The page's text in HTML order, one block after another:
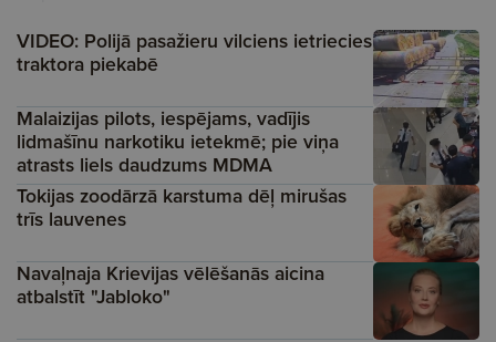
VIDEO: Polijā pasažieru vilciens ietriecies
traktora piekabē
Malaizijas pilots, iespējams, vadījis
lidmašīnu narkotiku ietekmē; pie viņa
atrasts liels daudzums MDMA
Tokijas zoodārzā karstuma dēļ mirušas
trīs lauvenes
Navaļnaja Krievijas vēlēšanās aicina
atbalstīt "Jabloko"